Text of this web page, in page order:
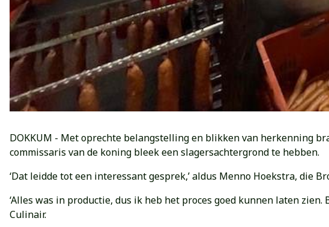
DOKKUM - Met oprechte belangstelling en blikken van herkenning
commissaris van de koning bleek een slagersachtergrond te hebben.
‘Dat leidde tot een interessant gesprek,’ aldus Menno Hoekstra, die
‘Alles was in productie, dus ik heb het proces goed kunnen laten
Culinair.